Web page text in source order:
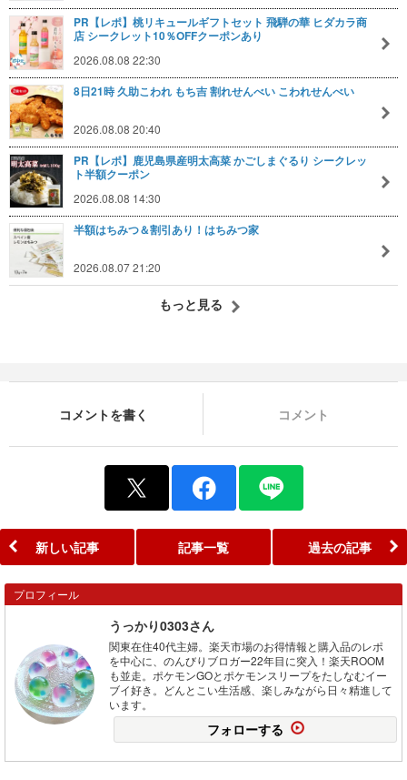
PR【レポ】桃リキュールギフトセット 飛騨の華 ヒダカラ商
店 シークレット10％OFFクーポンあり
2026.08.08 22:30
8日21時 久助こわれ もち吉 割れせんべい こわれせんべい
2026.08.08 20:40
PR【レポ】鹿児島県産明太高菜 かごしまぐるり シークレッ
ト半額クーポン
2026.08.08 14:30
半額はちみつ＆割引あり！はちみつ家
2026.08.07 21:20
もっと見る
コメントを書く コメント
新しい記事 記事一覧 過去の記事
プロフィール
うっかり0303さん
関東在住40代主婦。楽天市場のお得情報と購入品のレポ
を中心に、のんびりブロガー22年目に突入！楽天ROOM
も並走。ポケモンGOとポケモンスリープをたしなむイー
ブイ好き。どんとこい生活感、楽しみながら日々精進して
います。
フォローする